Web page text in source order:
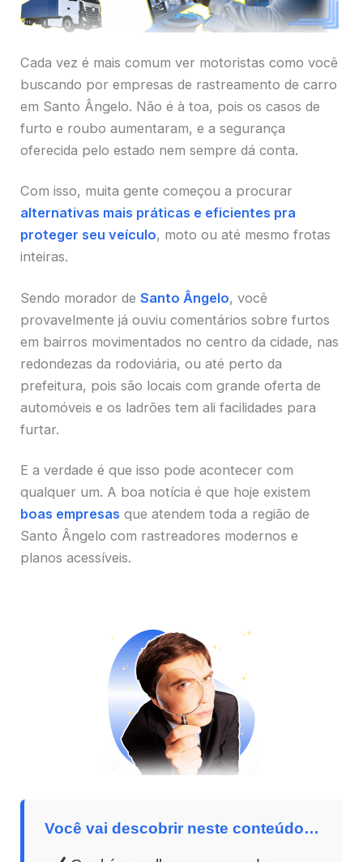
Cada vez é mais comum ver motoristas como você
buscando por empresas de rastreamento de carro
em Santo Ângelo. Não é à toa, pois os casos de
furto e roubo aumentaram, e a segurança
oferecida pelo estado nem sempre dá conta.
Com isso, muita gente começou a procurar
alternativas mais práticas e eficientes pra
proteger seu veículo, moto ou até mesmo frotas
inteiras.
Sendo morador deSanto Ângelo, você
provavelmente já ouviu comentários sobre furtos
em bairros movimentados no centro da cidade, nas
redondezas da rodoviária, ou até perto da
prefeitura, pois são locais com grande oferta de
automóveis e os ladrões tem ali facilidades para
furtar.
E a verdade é que isso pode acontecer com
qualquer um. A boa notícia é que hoje existem
boas empresas que atendem toda a região de
Santo Ângelo com rastreadores modernos e
planos acessíveis.
Você vai descobrir neste conteúdo…